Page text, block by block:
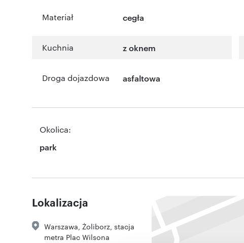
Materiał cegła
Kuchnia z oknem
Droga dojazdowa asfaltowa
Okolica:
park
Lokalizacja
Warszawa, Żoliborz, stacja
metra Plac Wilsona